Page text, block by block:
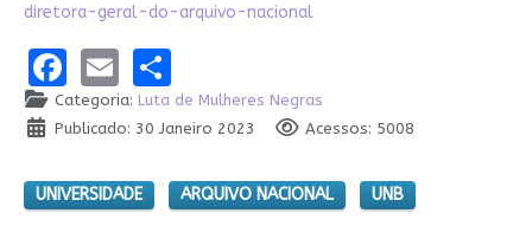
diretora-geral-do-arquivo-nacional
Facebook
EmailShare
Categoria: Luta de Mulheres Negras
Publicado: 30 Janeiro 2023
Acessos: 5008
UNIVERSIDADE ARQUIVO NACIONAL UNB